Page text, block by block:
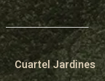
Cuartel Jardines